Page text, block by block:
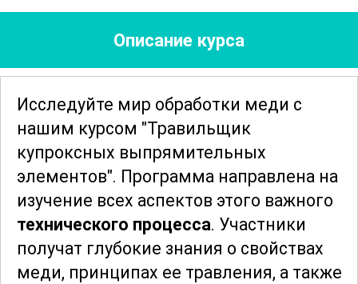
Описание курса
Исследуйте мир обработки меди с
нашим курсом "Травильщик
купроксных выпрямительных
элементов". Программа направлена на
изучение всех аспектов этого важного
технического процесса. Участники
получат глубокие знания о свойствах
меди, принципах ее травления, а также